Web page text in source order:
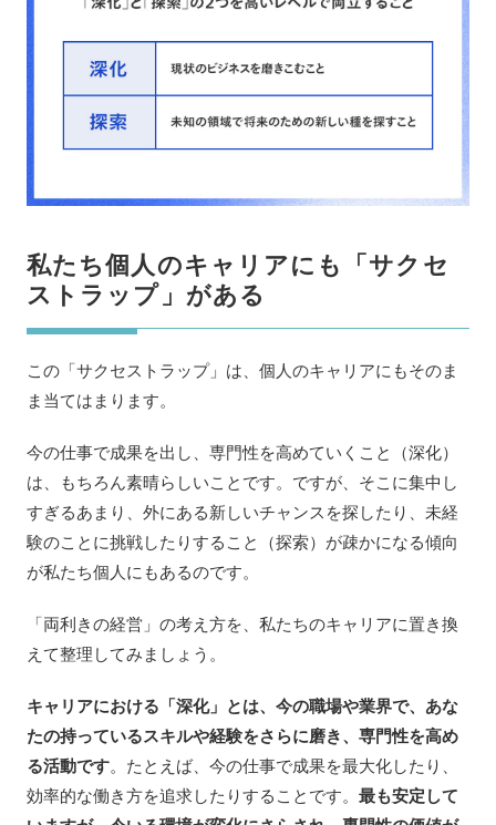
私たち個人のキャリアにも「サクセ
ストラップ」がある
この「サクセストラップ」は、個人のキャリアにもそのま
ま当てはまります。
今の仕事で成果を出し、専門性を高めていくこと（深化）
は、もちろん素晴らしいことです。ですが、そこに集中し
すぎるあまり、外にある新しいチャンスを探したり、未経
験のことに挑戦したりすること（探索）が疎かになる傾向
が私たち個人にもあるのです。
「両利きの経営」の考え方を、私たちのキャリアに置き換
えて整理してみましょう。
キャリアにおける「深化」とは、今の職場や業界で、あな
たの持っているスキルや経験をさらに磨き、専門性を高め
る活動です。たとえば、今の仕事で成果を最大化したり、
効率的な働き方を追求したりすることです。 最も安定して